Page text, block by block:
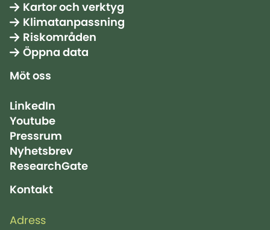
Kartor och verktyg
Klimatanpassning
Riskområden
Öppna data
Möt oss
LinkedIn
Youtube
Pressrum
Nyhetsbrev
ResearchGate
Kontakt
Adress